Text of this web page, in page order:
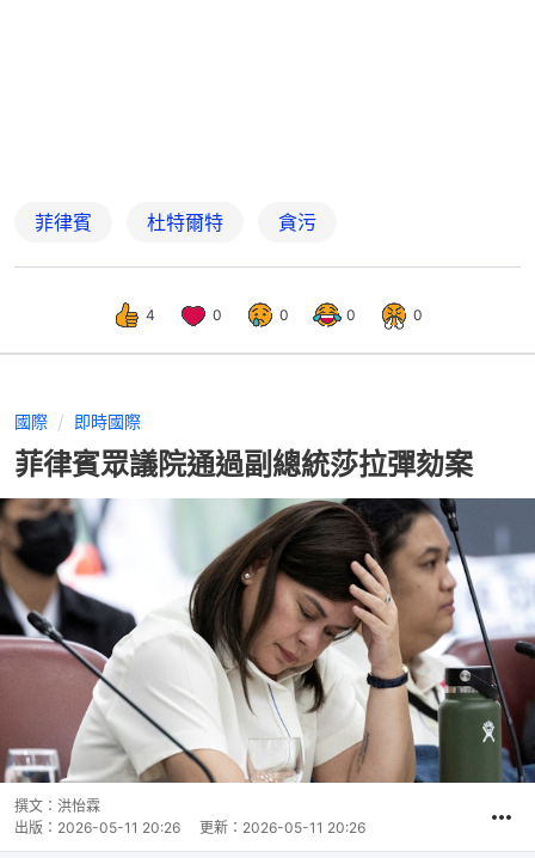
菲律賓 杜特爾特 貪污
4 0 0 0 0
國際 即時國際
菲律賓眾議院通過副總統莎拉彈劾案
撰文： 洪怡霖
出版： 2026-05-11 20:26 更新： 2026-05-11 20:26